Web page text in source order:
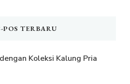
POS TERBARU
Koleksi Kalung Pria